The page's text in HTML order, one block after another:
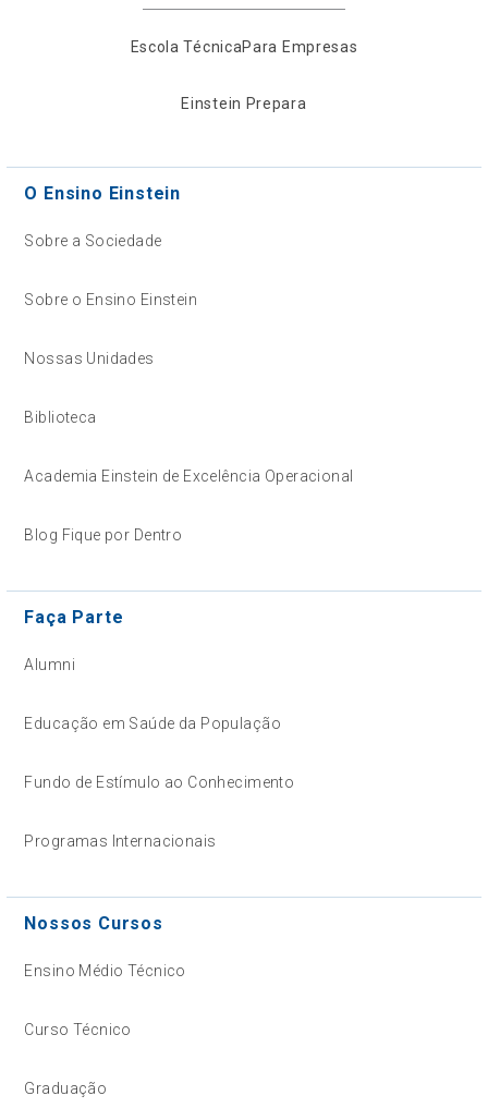
Escola TécnicaPara Empresas
Einstein Prepara
O Ensino Einstein
Sobre a Sociedade
Sobre o Ensino Einstein
Nossas Unidades
Biblioteca
Academia Einstein de Excelência Operacional
Blog Fique por Dentro
Faça Parte
Alumni
Educação em Saúde da População
Fundo de Estímulo ao Conhecimento
Programas Internacionais
Nossos Cursos
Ensino Médio Técnico
Curso Técnico
Graduação